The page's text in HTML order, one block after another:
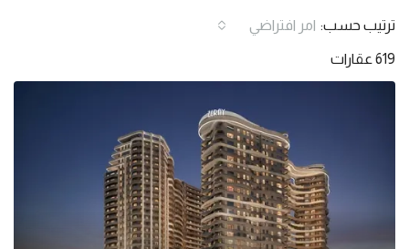
619 عقارات
ترتيب حسب: امر افتراضي